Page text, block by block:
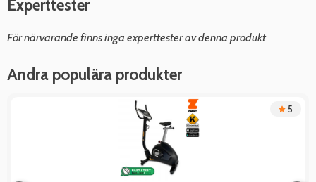
Experttester
För närvarande finns inga experttester av denna produkt
Andra populära produkter
5